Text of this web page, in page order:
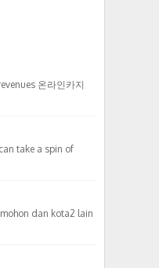
온라인카지
take a spin of
dan kota2 lain